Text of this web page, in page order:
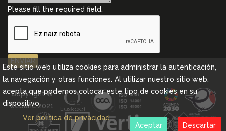
Please fill the required field.
ENVIAR
Copyright ©
Cebanc 2021
Este sitio web utiliza cookies para administrar la autenticación,
la navegación y otras funciones. Al utilizar nuestro sitio web,
acepta que podemos colocar este tipo de cookies en su
dispositivo.
Ver política de privacidad
Descartar
Aceptar